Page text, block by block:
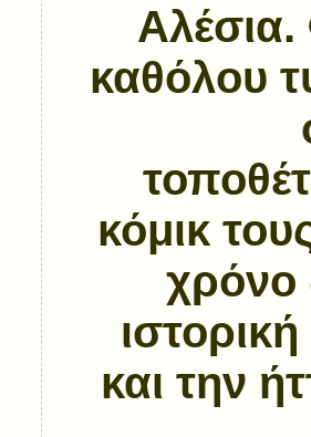
Αλέσια.
καθόλου
κόμικ
χρόνο
και την